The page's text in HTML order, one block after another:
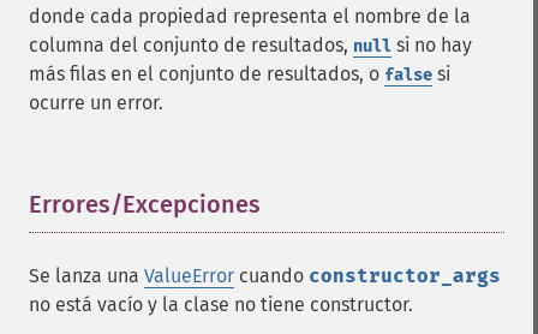
donde cada propiedad representa el nombre de la
columna del conjunto de resultados, null si no hay
más filas en el conjunto de resultados, o false si
ocurre un error.
Errores/Excepciones
Se lanza una ValueError cuando constructor_args
no está vacío y la clase no tiene constructor.